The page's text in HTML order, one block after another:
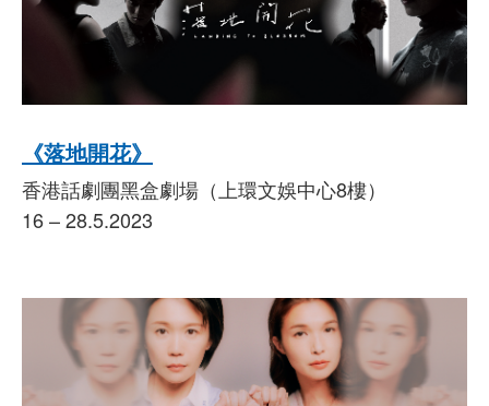
《落地開花》
香港話劇團黑盒劇場（上環文娛中心8樓）
16 – 28.5.2023